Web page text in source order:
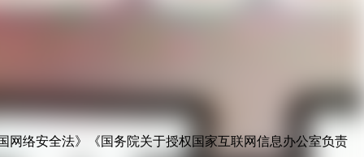
络安全法》《国务院关于授权国家互联网信息办公室负责